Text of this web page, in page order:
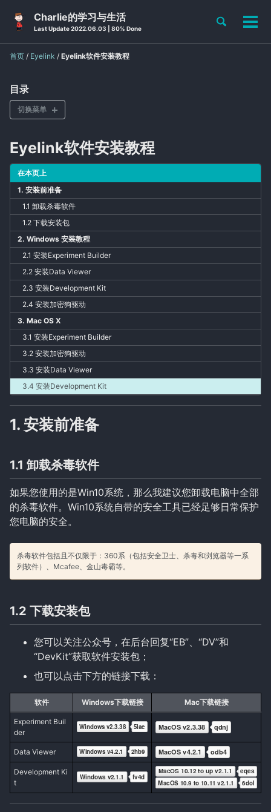
Skip
links
navigation
Charlie的学习与生活
Last Update 2022.06.03 | 80% Done
Toggle 切
首页 / Eyelink / Eyelink软件安装教程
目录
切换菜单
实验室环境配置
Eyelink软件安装
数据采集操作
主试机系统更新
FAQs
Experiment Builder
Data Viewer
3rd-Party Tools
Weblink
Eyelink软件安装教程
在本页上
1. 安装前准备
1.1 卸载杀毒软件
1.2 下载安装包
2. Windows 安装教程
2.1 安装Experiment Builder
2.2 安装Data Viewer
2.3 安装Development Kit
2.4 安装加密狗驱动
3. Mac OS X
3.1 安装Experiment Builder
3.2 安装加密狗驱动
3.3 安装Data Viewer
3.4 安装Development Kit
1. 安装前准备
1.1 卸载杀毒软件
如果您使用的是Win10系统，那么我建议您卸载电脑中全部
的杀毒软件。Win10系统自带的安全工具已经足够日常保护
您电脑的安全。
杀毒软件包括且不仅限于：360系（包括安全卫士、杀毒和浏览器等一系
列软件）、Mcafee、金山毒霸等。
1.2 下载安装包
您可以关注公众号，在后台回复“EB”、“DV”和
“DevKit”获取软件安装包；
也可以点击下方的链接下载：
软件 Windows下载链接 Mac下载链接
Experiment Buil
der
Data Viewer
Development Ki
t